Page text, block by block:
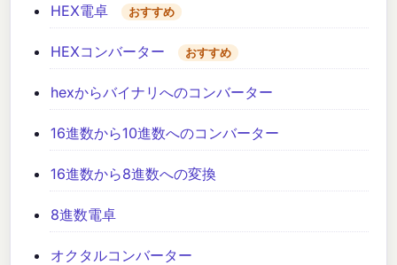
HEX電卓 おすすめ
HEXコンバーター おすすめ
hexからバイナリへのコンバーター
16進数から10進数へのコンバーター
16進数から8進数への変換
8進数電卓
オクタルコンバーター